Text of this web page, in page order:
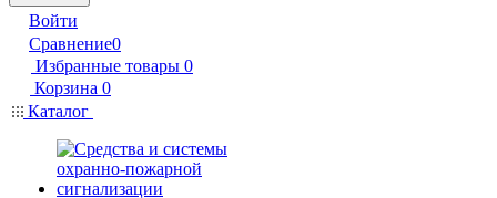
Войти
Сравнение0
Избранные товары 0
Корзина 0
Каталог